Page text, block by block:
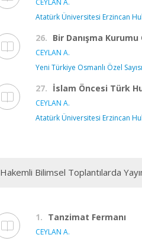
CEYLAN A.
Atatürk Üniversitesi Erzincan
26. Bir Danışma
CEYLAN A.
Yeni Türkiye Osmanlı Özel Sayısı
27. İslam Öncesi Türk
CEYLAN A.
Atatürk Üniversitesi Erzincan
Hakemli Bilimsel Toplantılarda
1. Tanzimat Fermanı
CEYLAN A.